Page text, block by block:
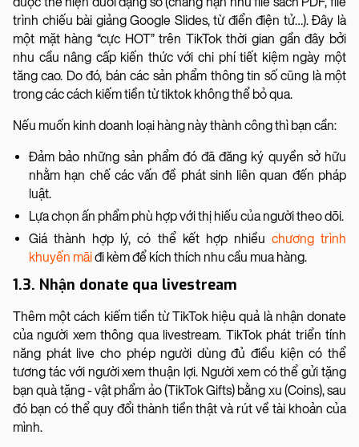
trình chiếu bài giảng Google Slides, từ điển điện tử…). Đây là
một mặt hàng “cực HOT” trên TikTok thời gian gần đây bởi
nhu cầu nâng cấp kiến thức với chi phí tiết kiệm ngày một
tăng cao. Do đó, bán các sản phẩm thông tin số cũng là một
trong các cách kiếm tiền từ tiktok không thể bỏ qua.
Nếu muốn kinh doanh loại hàng này thành công thì bạn cần:
Đảm bảo những sản phẩm đó đã đăng ký quyền sở hữu
nhằm hạn chế các vấn đề phát sinh liên quan đến pháp
luật.
Lựa chọn ấn phẩm phù hợp với thị hiếu của người theo dõi.
Giá thành hợp lý, có thể kết hợp nhiều chương trình
khuyến mãiđi kèm để kích thích nhu cầu mua hàng.
1.3. Nhận donate qua livestream
Thêm một cách kiếm tiền từ TikTok hiệu quả là nhận donate
của người xem thông qua livestream. TikTok phát triển tính
năng phát live cho phép người dùng đủ điều kiện có thể
tương tác với người xem thuận lợi. Người xem có thể gửi tặng
bạn quà tặng - vật phẩm ảo (TikTok Gifts) bằng xu (Coins), sau
đó bạn có thể quy đổi thành tiền thật và rút về tài khoản của
mình.